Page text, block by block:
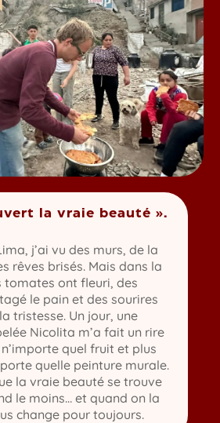
la vraie beauté ».
j’ai vu des murs, de la
rêves brisés. Mais dans la
tomates ont fleuri, des
le pain et des sourires
tristesse. Un jour, une
Nicolita m’a fait un rire
quel fruit et plus
quelle peinture murale.
la vraie beauté se trouve
le moins… et quand on la
change pour toujours.